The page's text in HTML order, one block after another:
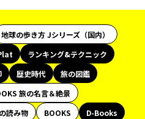
地球の歩き方 Jシリーズ（国内）
ランキング&テクニック
歴史時代
旅の図鑑
旅の名言＆絶景
読み物 BOOKS
D-Books